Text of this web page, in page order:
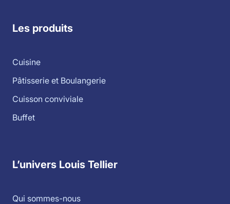
Les produits
Cuisine
Pâtisserie et Boulangerie
Cuisson conviviale
Buffet
L’univers Louis Tellier
Qui sommes-nous